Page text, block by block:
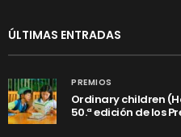
ÚLTIMAS ENTRADAS
PREMIOS
Ordinary children
50.ª edición de los